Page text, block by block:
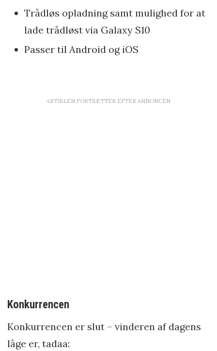
Trådløs opladning samt mulighed for at
lade trådløst via Galaxy S10
Passer til Android og iOS
ARTIKLEN FORTSÆTTER EFTER ANNONCEN
Konkurrencen
Konkurrencen er slut – vinderen af dagens
låge er, tadaa: